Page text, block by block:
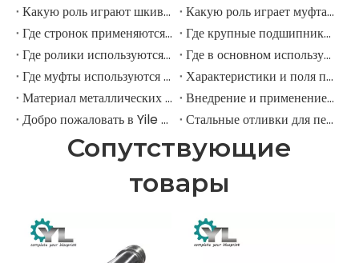
Какую роль играют шкивы в крупных горнодобывающих экскаваторах?
Какую роль играет муфта в горнодобывающем экскаваторе?
Где стронок применяются в горнодобывающем оборудовании?
Где крупные подшипники применяются в механическом оборудовании?
Где ролики используются в крупномасштабном механическом оборудовании?
Где в основном используются промышленные шкивы?
Где муфты используются в промышленном поле?
Характеристики и поля применения шестерни для елочки
Материал металлических передач
Внедрение и применение прямозубых передач.
Добро пожаловать в Yile Machinery
Стальные отливки для передач
Сопутствующие
товары